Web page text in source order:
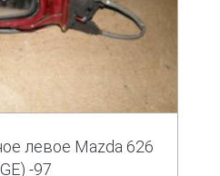
левое Mazda 626
-97